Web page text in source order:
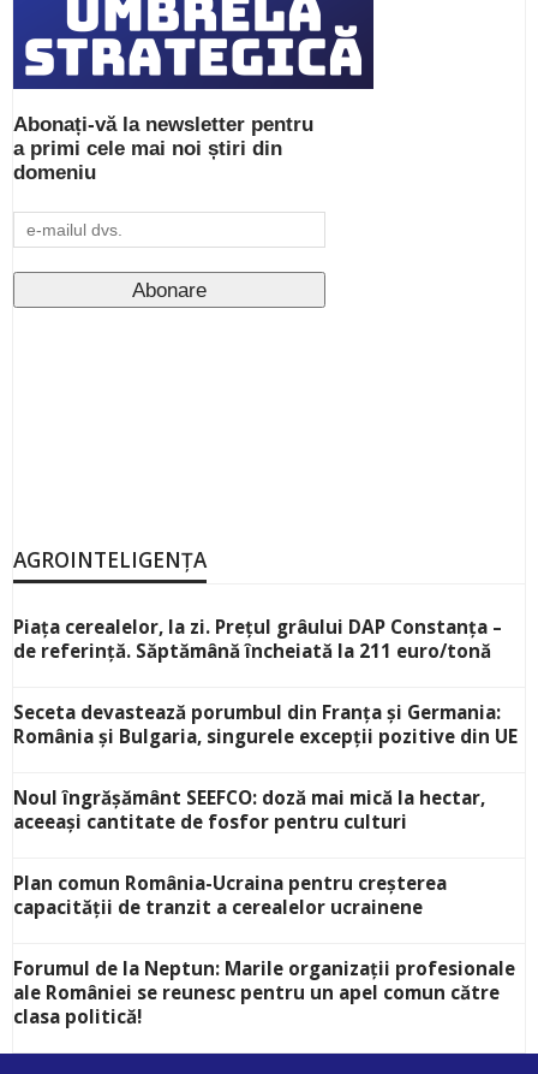
Abonați-vă la newsletter pentru
a primi cele mai noi știri din
domeniu
AGROINTELIGENȚA
Piața cerealelor, la zi. Prețul grâului DAP Constanța –
de referință. Săptămână încheiată la 211 euro/tonă
Seceta devastează porumbul din Franța și Germania:
România și Bulgaria, singurele excepții pozitive din UE
Noul îngrășământ SEEFCO: doză mai mică la hectar,
aceeași cantitate de fosfor pentru culturi
Plan comun România-Ucraina pentru creșterea
capacității de tranzit a cerealelor ucrainene
Forumul de la Neptun: Marile organizații profesionale
ale României se reunesc pentru un apel comun către
clasa politică!